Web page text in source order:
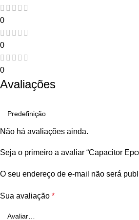
0
0
0
Avaliações
Não há avaliações ainda.
Seja o primeiro a avaliar “Capacitor
O seu endereço de e-mail não será
Sua avaliação *